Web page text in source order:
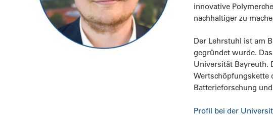
innovative
nachhaltiger zu
Der Lehrstuhl ist am
gegründet wurde.
Universität Bayreuth.
Wertschöpfungskette
Batterieforschung
Profil bei der